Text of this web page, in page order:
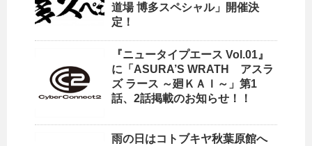
道場 博多スペシャル」開催決
定！
『ニュータイプエース Vol.01』
に「ASURA’S WRATH アスラ
ズ ラース ～廻ＫＡＩ～」第1
話、2話掲載のお知らせ！！
雨の日はコトブキヤ秋葉原館へ